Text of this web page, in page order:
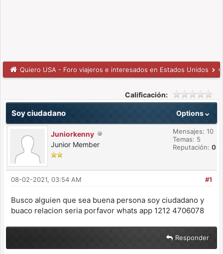
Quiero USA - Foro viajeros e interesados en Estados Unidos
Calificación:
Options
Soy ciudadano
Juniorkenny
Junior Member
Mensajes: 10
Temas: 5
Reputación: 0
#1
08-02-2021, 03:54 AM
Busco alguien que sea buena persona soy ciudadano y
buaco relacion seria porfavor whats app 1212 4706078
Responder